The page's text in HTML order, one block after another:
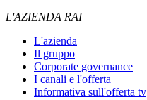
L'AZIENDA RAI
L'azienda
Il gruppo
Corporate governance
I canali e l'offerta
Informativa sull'offerta tv